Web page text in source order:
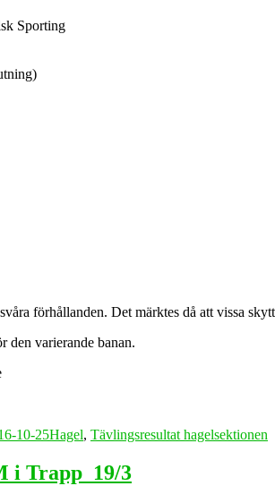
Sporting
förhållanden. Det märktes då att vissa
den varierande banan.
10-25Hagel, Tävlingsresultat hagelsektionen
i Trapp 19/3